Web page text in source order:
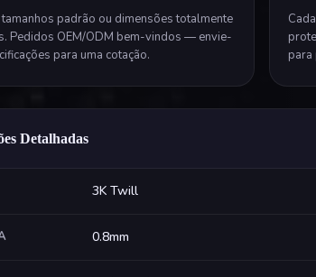
padrão ou dimensões totalmente
Pedidos OEM/ODM bem-vindos — envie-
para uma cotação.
para
Detalhadas
3K Twill
0.8mm